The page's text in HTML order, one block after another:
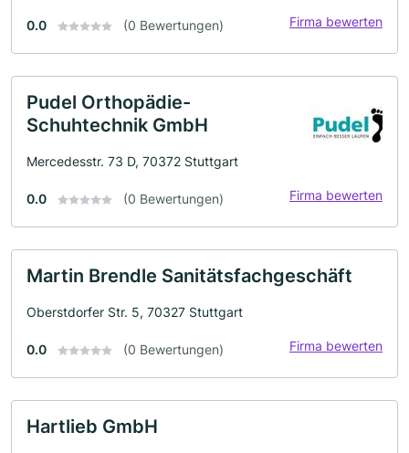
0.0 (0 Bewertungen) Firma bewerten
Pudel Orthopädie-
Schuhtechnik GmbH
Mercedesstr. 73 D, 70372 Stuttgart
0.0 (0 Bewertungen) Firma bewerten
Martin Brendle Sanitätsfachgeschäft
Oberstdorfer Str. 5, 70327 Stuttgart
0.0 (0 Bewertungen) Firma bewerten
Hartlieb GmbH